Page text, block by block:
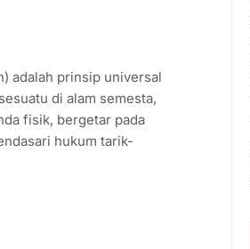
adalah prinsip universal
di alam semesta,
fisik, bergetar pada
hukum tarik-